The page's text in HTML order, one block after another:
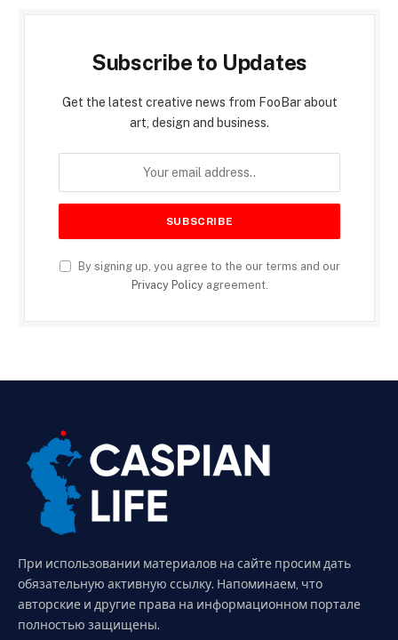
Subscribe to Updates
Get the latest creative news from FooBar about
art, design and business.
By signing up, you agree to the our terms and our
Privacy Policyagreement.
При использовании материалов на сайте просим дать
обязательную активную ссылку. Напоминаем, что
авторские и другие права на информационном портале
полностью защищены.